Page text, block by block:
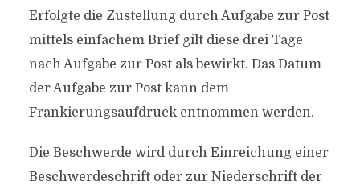
Erfolgte die Zustellung durch Aufgabe zur Post
mittels einfachem Brief gilt diese drei Tage
nach Aufgabe zur Post als bewirkt. Das Datum
der Aufgabe zur Post kann dem
Frankierungsaufdruck entnommen werden.
Die Beschwerde wird durch Einreichung einer
Beschwerdeschrift oder zur Niederschrift der